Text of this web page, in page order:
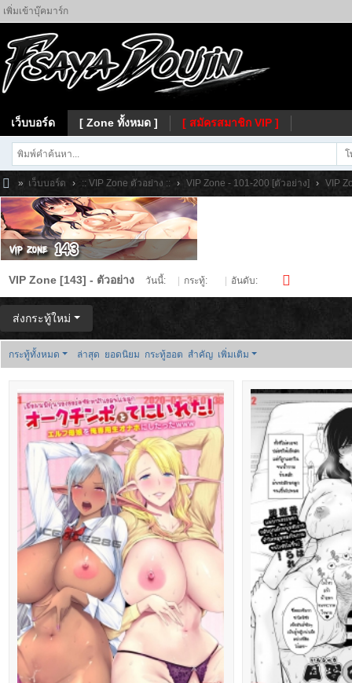
เพิ่มเข้าบุ๊คมาร์ก
เว็บบอร์ด [ Zone ทั้งหมด ] [ สมัครสมาชิก VIP ]
Fs
ay
a
» เว็บบอร์ด › :: VIP Zone ตัวอย่าง :: › VIP Zone - 101-200 [ตัวอย่าง] › VIP
VIP Zone [143] - ตัวอย่าง วันนี้: กระทู้: อันดับ:
ส่งกระทู้ใหม่
กระทู้ทั้งหมด ล่าสุด ยอดนิยม กระทู้ฮอต สำคัญ เพิ่มเติม